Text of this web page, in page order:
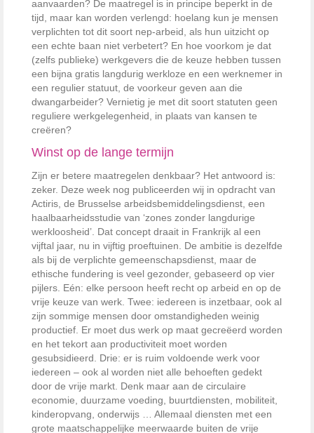
aanvaarden? De maatregel is in principe beperkt in de
tijd, maar kan worden verlengd: hoelang kun je mensen
verplichten tot dit soort nep-arbeid, als hun uitzicht op
een echte baan niet verbetert? En hoe voorkom je dat
(zelfs publieke) werkgevers die de keuze hebben tussen
een bijna gratis langdurig werkloze en een werk­nemer in
een regulier statuut, de voorkeur geven aan die
dwangarbeider? Vernietig je met dit soort statuten geen
reguliere werkgelegenheid, in plaats van kansen te
creëren?
Winst op de lange termijn
Zijn er betere maatregelen denkbaar? Het antwoord is:
zeker. Deze week nog publiceerden wij in opdracht van
Actiris, de Brusselse arbeidsbemiddelingsdienst, een
haalbaarheidsstudie van ‘zones zonder langdurige
werkloosheid’. Dat concept draait in Frankrijk al een
vijftal jaar, nu in vijftig proeftuinen. De ambitie is dezelfde
als bij de verplichte gemeenschapsdienst, maar de
ethische fundering is veel gezonder, gebaseerd op vier
pijlers. Eén: elke persoon heeft recht op arbeid en op de
vrije keuze van werk. Twee: iedereen is inzetbaar, ook al
zijn sommige mensen door omstandigheden weinig
productief. Er moet dus werk op maat gecreëerd worden
en het tekort aan productiviteit moet worden
gesubsidieerd. Drie: er is ruim voldoende werk voor
iedereen – ook al worden niet alle behoeften gedekt
door de vrije markt. Denk maar aan de circulaire
economie, duurzame voeding, buurtdiensten, mobiliteit,
kinderopvang, onderwijs … Allemaal diensten met een
grote maatschappelijke meerwaarde buiten de vrije